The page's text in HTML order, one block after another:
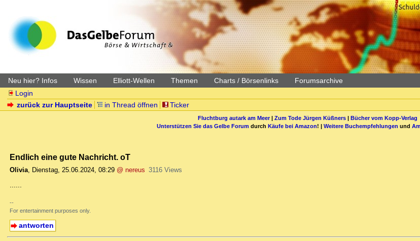
Neu hier? Infos Wissen Elliott-Wellen Themen Charts / Börsenlinks Forumsarchive
Login
zurück zur Hauptseite
in Thread öffnen Ticker
Fluchtburg autark am Meer| Zum Tode Jürgen Küßners| Bücher vom Kopp-Verlag
Unterstützen Sie das Gelbe Forum durch Käufe bei Amazon! | Weitere Buchempfehlungen und
Endlich eine gute Nachricht. oT
Olivia, Dienstag, 25.06.2024, 08:29 @ nereus 3116 Views
......
--
For entertainment purposes only.
antworten